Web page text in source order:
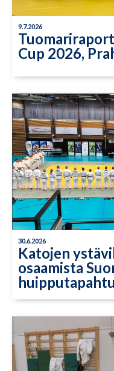
9.7.2026
Cup 2026,
30.6.2026
Katojen
osaamista